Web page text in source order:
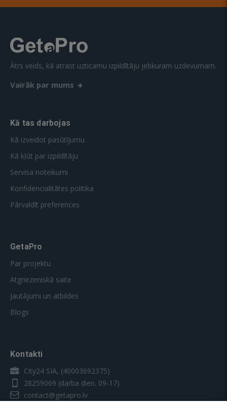
Ātrs veids, kā atrast uzticamu izpildītāju jebkuram uzdevumam.
Vairāk par mums
Kā tas darbojas
Kā izveidot pasūtījumu
Kā kļūt par izpildītāju
Servisa noteikumi
Konfidencialitātes politika
Pārvaldīt preferences
GetaPro
Par projektu
Atgriezeniskā saite
Jautājumi un atbildes
Blogs
Kontakti
City24 SIA, (40003692375)
28259069 (darba dien. 09-17)
contact@getapro.lv